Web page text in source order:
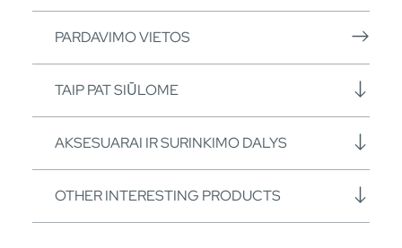
PARDAVIMO VIETOS
TAIP PAT SIŪLOME
AKSESUARAI IR SURINKIMO DALYS
OTHER INTERESTING PRODUCTS